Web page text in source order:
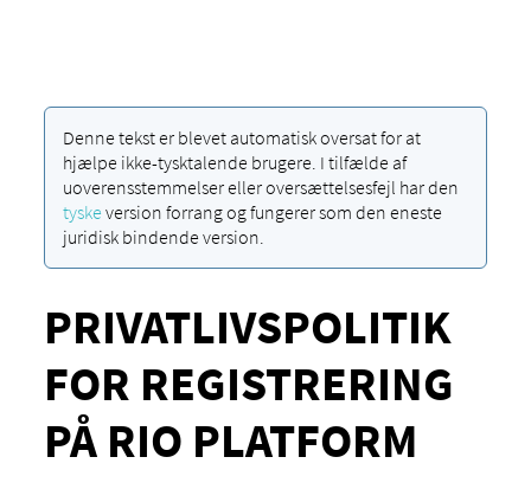
Denne tekst er blevet automatisk oversat for at
hjælpe ikke-tysktalende brugere. I tilfælde af
uoverensstemmelser eller oversættelsesfejl har den
tyske version forrang og fungerer som den eneste
juridisk bindende version.
PRIVATLIVSPOLITIK
FOR REGISTRERING
PÅ RIO PLATFORM